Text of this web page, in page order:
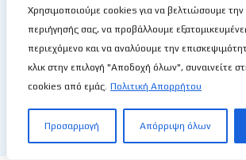
Χρησιμοποιούμε cookies για να βελτιώσουμε την
περιήγησής σας, να προβάλλουμε
περιεχόμενο και να αναλύουμε την
κλικ στην επιλογή "Αποδοχή όλων", συναινείτε
cookies από εμάς. Πολιτική Απορρήτου
Προσαρμογή Απόρριψη όλων
ΧΡΟΝΟΓΡΆΦΗΜΑ
ΨΊΘΥΡΟΙ
ΩΡΑΊΑ ΜΟΥ ΚΥΡΊΑ